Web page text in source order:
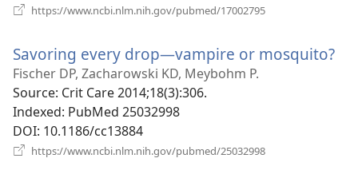
https://www.ncbi.nlm.nih.gov/pubmed/17002795
вікні)
Savoring every drop—vampire or mosquito?
Fischer DP, Zacharowski KD, Meybohm P.
Source‎: Crit Care 2014;18(3):306.
Indexed‎: PubMed 25032998
DOI‎: 10.1186/cc13884
https://www.ncbi.nlm.nih.gov/pubmed/25032998